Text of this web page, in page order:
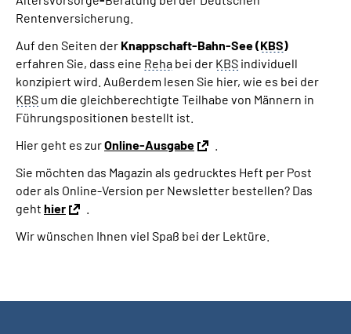
Rentenversicherung.
Auf den Seiten der Knappschaft-Bahn-See (KBS)
erfahren Sie, dass eine Reha bei der KBS individuell
konzipiert wird. Außerdem lesen Sie hier, wie es bei der
KBS um die gleichberechtigte Teilhabe von Männern in
Führungspositionen bestellt ist.
Hier geht es zurOnline-Ausgabe
Sie möchten das Magazin als gedrucktes Heft per Post
oder als Online-Version per Newsletter bestellen? Das
geht hier
Wir wünschen Ihnen viel Spaß bei der Lektüre.